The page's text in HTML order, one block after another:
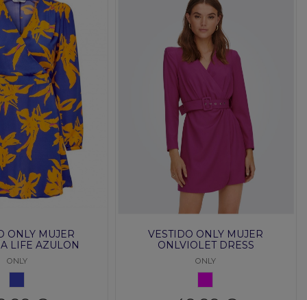
ONLY MUJER
LIFE AZULON
ONLY
VESTIDO ONLY MUJER
ONLVIOLET DRESS
ONLY